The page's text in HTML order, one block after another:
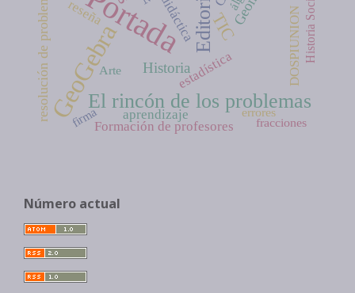
Portada
GeoGebra
Editorial
El rincón de los problemas
TIC
Historia
resolución de problemas estadística
reseña
aprendizaje
Formación de profesores
DOSPIUNION
didáctica Historia Social
errores
firma
Arte
fracciones
Número actual